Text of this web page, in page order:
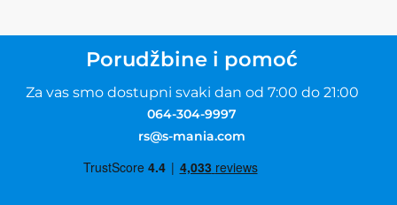
Porudžbine i pomoć
Za vas smo dostupni svaki dan od 7:00 do 21:00
064-304-9997
rs@s-mania.com